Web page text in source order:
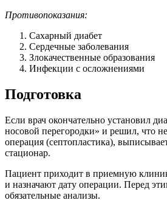
Противопоказания:
Сахарный диабет
Сердечные заболевания
Злокачественные образования
Инфекции с осложнениями
Подготовка
Если врач окончательно установил
носовой перегородки» и решил, что
операция (септопластика),
стационар.
Пациент приходит в приемную
и назначают дату операции. Перед
обязательные анализы.